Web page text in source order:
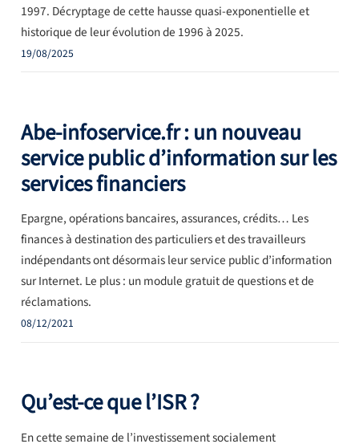
1997. Décryptage de cette hausse quasi-exponentielle et
historique de leur évolution de 1996 à 2025.
19/08/2025
Abe-infoservice.fr : un nouveau
service public d’information sur les
services financiers
Epargne, opérations bancaires, assurances, crédits… Les
finances à destination des particuliers et des travailleurs
indépendants ont désormais leur service public d’information
sur Internet. Le plus : un module gratuit de questions et de
réclamations.
08/12/2021
Qu’est-ce que l’ISR ?
En cette semaine de l’investissement socialement